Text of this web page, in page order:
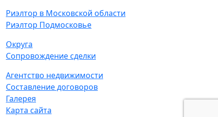
Риэлтор в Московской области
Риэлтор Подмосковье
Округа
Сопровождение сделки
Агентство недвижимости
Составление договоров
Галерея
Карта сайта